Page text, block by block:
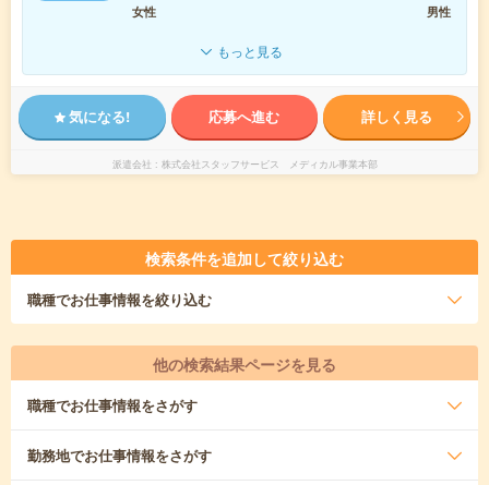
女性
男性
もっと見る
気になる! 応募へ進む 詳しく見る
派遣会社 株式会社スタッフサービス メディカル事業本部
検索条件を追加して絞り込む
職種でお仕事情報を絞り込む
他の検索結果ページを見る
職種でお仕事情報をさがす
勤務地でお仕事情報をさがす